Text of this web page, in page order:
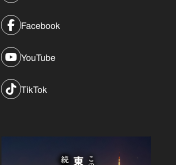
男と女の答えあわせ【A】 Vol.308
結婚願望ゼロだった27歳男性が、交
際2年で突然プロポーズ。彼の心が
変わった“理由”とは
#小説
Facebook
YouTube
TikTok